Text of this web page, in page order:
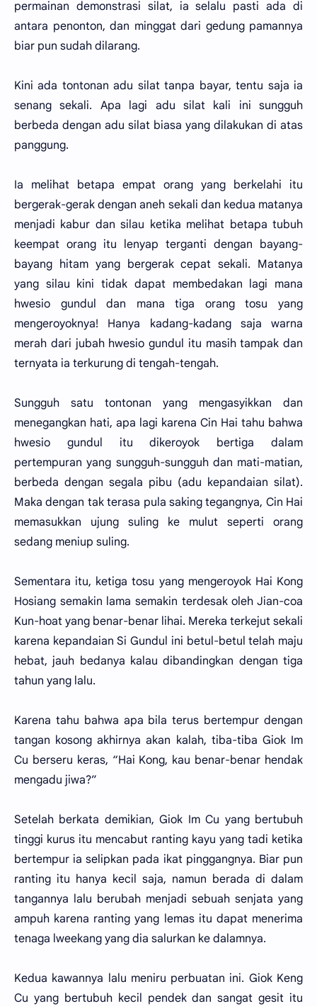
permainan demonstrasi silat, ia selalu pasti ada di
antara penonton, dan minggat dari gedung pamannya
biar pun sudah dilarang.
Kini ada tontonan adu silat tanpa bayar, tentu saja ia
senang sekali. Apa lagi adu silat kali ini sungguh
berbeda dengan adu silat biasa yang dilakukan di atas
panggung.
Ia melihat betapa empat orang yang berkelahi itu
bergerak-gerak dengan aneh sekali dan kedua matanya
menjadi kabur dan silau ketika melihat betapa tubuh
keempat orang itu lenyap terganti dengan bayang-
bayang hitam yang bergerak cepat sekali. Matanya
yang silau kini tidak dapat membedakan lagi mana
hwesio gundul dan mana tiga orang tosu yang
mengeroyoknya! Hanya kadang-kadang saja warna
merah dari jubah hwesio gundul itu masih tampak dan
ternyata ia terkurung di tengah-tengah.
Sungguh satu tontonan yang mengasyikkan dan
menegangkan hati, apa lagi karena Cin Hai tahu bahwa
hwesio gundul itu dikeroyok bertiga dalam
pertempuran yang sungguh-sungguh dan mati-matian,
berbeda dengan segala pibu (adu kepandaian silat).
Maka dengan tak terasa pula saking tegangnya, Cin Hai
memasukkan ujung suling ke mulut seperti orang
sedang meniup suling.
Sementara itu, ketiga tosu yang mengeroyok Hai Kong
Hosiang semakin lama semakin terdesak oleh Jian-coa
Kun-hoat yang benar-benar lihai. Mereka terkejut sekali
karena kepandaian Si Gundul ini betul-betul telah maju
hebat, jauh bedanya kalau dibandingkan dengan tiga
tahun yang lalu.
Karena tahu bahwa apa bila terus bertempur dengan
tangan kosong akhirnya akan kalah, tiba-tiba Giok Im
Cu berseru keras, “Hai Kong, kau benar-benar hendak
mengadu jiwa?”
Setelah berkata demikian, Giok Im Cu yang bertubuh
tinggi kurus itu mencabut ranting kayu yang tadi ketika
bertempur ia selipkan pada ikat pinggangnya. Biar pun
ranting itu hanya kecil saja, namun berada di dalam
tangannya lalu berubah menjadi sebuah senjata yang
ampuh karena ranting yang lemas itu dapat menerima
tenaga lweekang yang dia salurkan ke dalamnya.
Kedua kawannya lalu meniru perbuatan ini. Giok Keng
Cu yang bertubuh kecil pendek dan sangat gesit itu